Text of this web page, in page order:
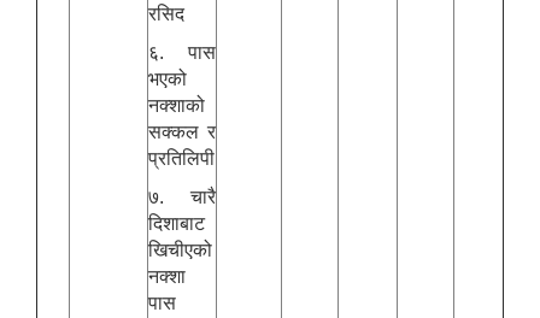
रसिद
६. पास
भएको
नक्शाको
सक्कल र
प्रतिलिपी
७. चारै
दिशाबाट
खिचीएको
नक्शा
पास